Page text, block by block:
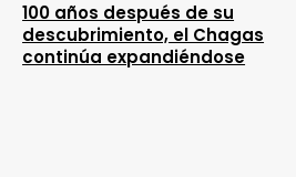
100 años después de su
descubrimiento, el Chagas
continúa expandiéndose